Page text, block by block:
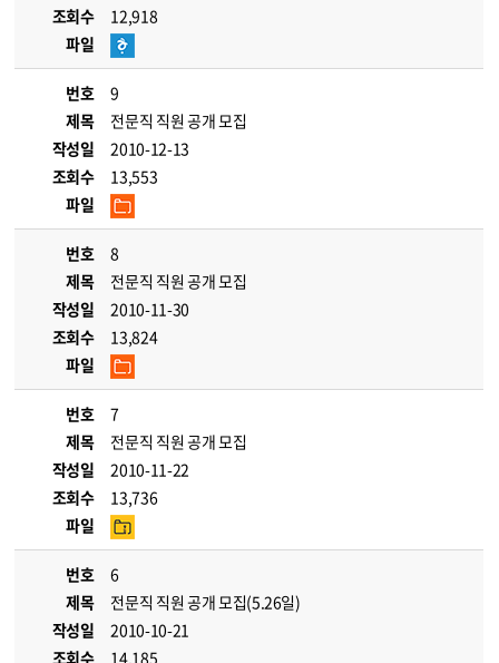
조회수
12,918
파일
번호
9
제목
전문직 직원 공개 모집
작성일
2010-12-13
조회수
13,553
파일
번호
8
제목
전문직 직원 공개 모집
작성일
2010-11-30
조회수
13,824
파일
번호
7
제목
전문직 직원 공개 모집
작성일
2010-11-22
조회수
13,736
파일
번호
6
제목
전문직 직원 공개 모집(5.26일)
작성일
2010-10-21
조회수
14,185